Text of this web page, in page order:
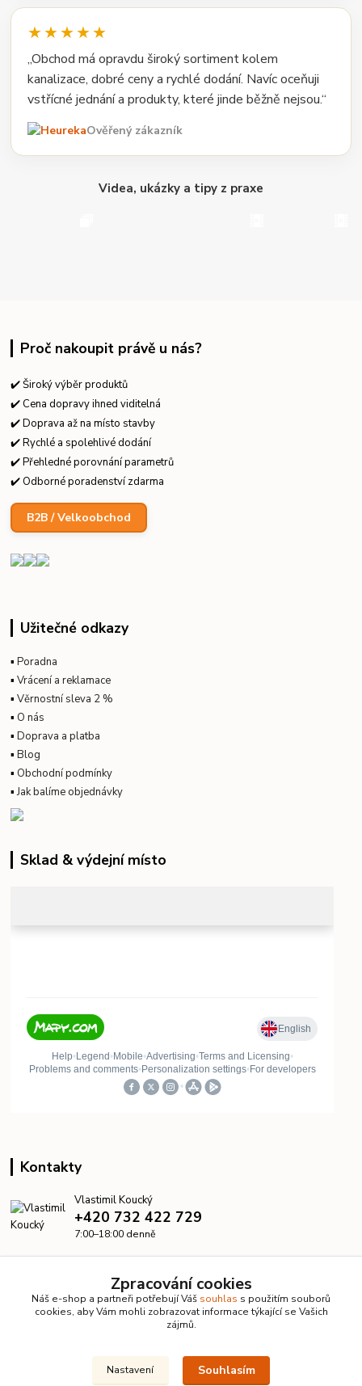
★★★★★
„Obchod má opravdu široký sortiment kolem
kanalizace, dobré ceny a rychlé dodání. Navíc oceňuji
vstřícné jednání a produkty, které jinde běžně nejsou.“
Ověřený zákazník
Videa, ukázky a tipy z praxe
Proč nakoupit právě u nás?
✔️ Široký výběr produktů
✔️ Cena dopravy ihned viditelná
✔️ Doprava až na místo stavby
✔️ Rychlé a spolehlivé dodání
✔️ Přehledné porovnání parametrů
✔️ Odborné poradenství zdarma
B2B / Velkoobchod
Užitečné odkazy
▪Poradna
▪Vrácení a reklamace
▪Věrnostní sleva 2 %
▪ O nás
▪Doprava a platba
▪Blog
▪ Obchodní podmínky
▪Jak balíme objednávky
Sklad & výdejní místo
Kontakty
Vlastimil Koucký
+420 732 422 729
7:00–18:00 denně
© 2026 KanalizaceLevne.cz · Všechna práva vyhrazena ·
Zpracování cookies
Náš e-shop a partneři potřebují Váš souhlas s použitím souborů
cookies, aby Vám mohli zobrazovat informace týkající se Vašich
zájmů.
Nastavení Souhlasím